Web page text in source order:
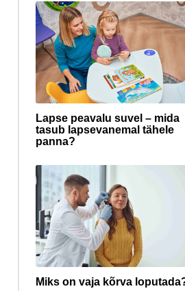
Lapse peavalu suvel – mida
tasub lapsevanemal tähele
panna?
Miks on vaja kõrva